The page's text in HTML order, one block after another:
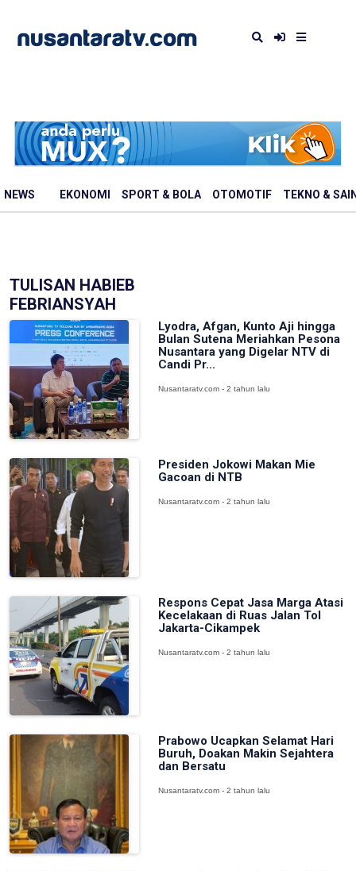
NEWS EKONOMI SPORT & BOLA OTOMOTIF TEKNO &
TULISAN HABIEB
FEBRIANSYAH
Lyodra, Afgan, Kunto Aji hingga
Bulan Sutena Meriahkan Pesona
Nusantara yang Digelar NTV di
Candi Pr...
Nusantaratv.com - 2 tahun lalu
Presiden Jokowi Makan Mie
Gacoan di NTB
Nusantaratv.com - 2 tahun lalu
Respons Cepat Jasa Marga Atasi
Kecelakaan di Ruas Jalan Tol
Jakarta-Cikampek
Nusantaratv.com - 2 tahun lalu
Prabowo Ucapkan Selamat Hari
Buruh, Doakan Makin Sejahtera
dan Bersatu
Nusantaratv.com - 2 tahun lalu